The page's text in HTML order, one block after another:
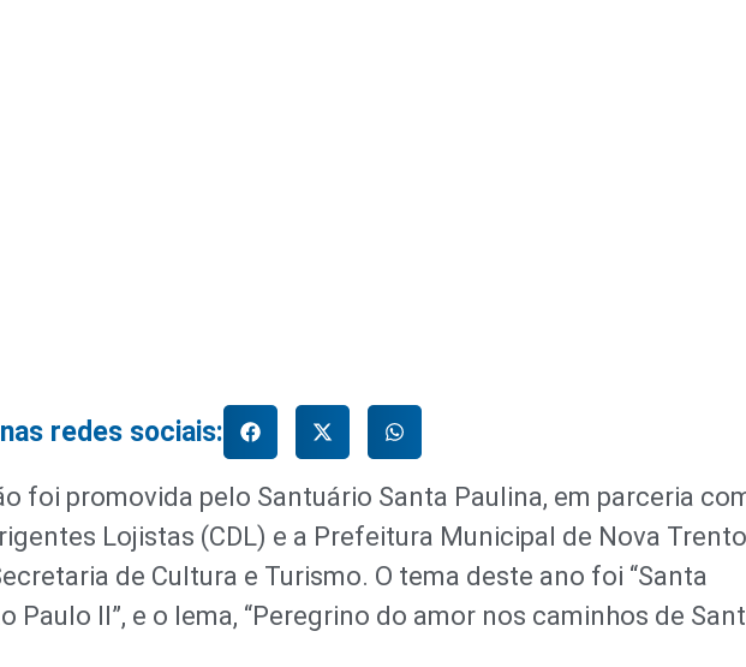
redes sociais:
foi promovida pelo Santuário Santa Paulina, em parceria
Lojistas (CDL) e a Prefeitura Municipal de Nova
de Cultura e Turismo. O tema deste ano foi “Santa
Paulo II”, e o lema, “Peregrino do amor nos caminhos de